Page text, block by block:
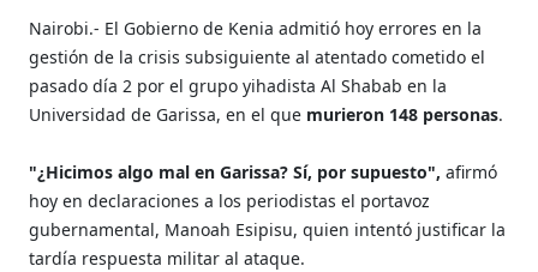
Nairobi.- El Gobierno de Kenia admitió hoy errores en la
gestión de la crisis subsiguiente al atentado cometido el
pasado día 2 por el grupo yihadista Al Shabab en la
Universidad de Garissa, en el que murieron 148 personas.
"¿Hicimos algo mal en Garissa? Sí, por supuesto",afirmó
hoy en declaraciones a los periodistas el portavoz
gubernamental, Manoah Esipisu, quien intentó justificar la
tardía respuesta militar al ataque.